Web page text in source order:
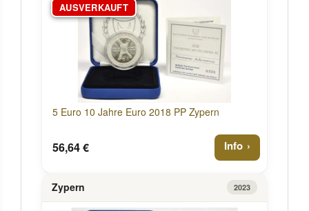
AUSVERKAUFT
5 Euro 10 Jahre Euro 2018 PP Zypern
56,64 € Info
Zypern 2023